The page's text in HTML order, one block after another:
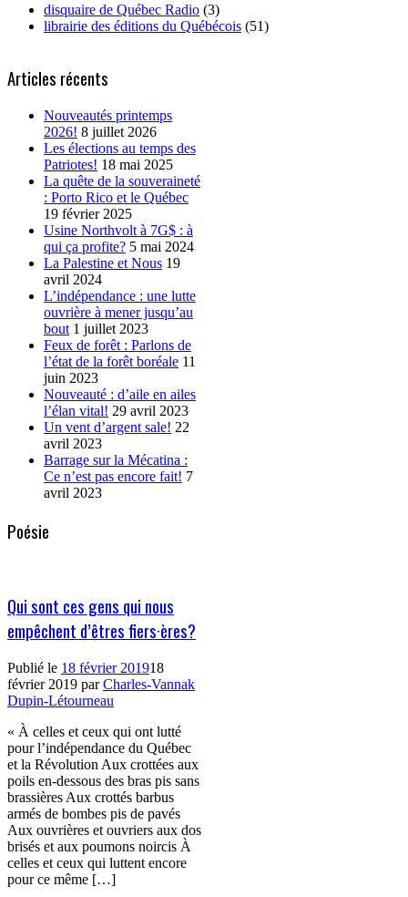
disquaire de Québec Radio (3)
librairie des éditions du Québécois (51)
Articles récents
Nouveautés printemps
2026! 8 juillet 2026
Les élections au temps des
Patriotes! 18 mai 2025
La quête de la souveraineté
: Porto Rico et le Québec
19 février 2025
Usine Northvolt à 7G$ : à
qui ça profite? 5 mai 2024
La Palestine et Nous 19
avril 2024
L’indépendance : une lutte
ouvrière à mener jusqu’au
bout 1 juillet 2023
Feux de forêt : Parlons de
l’état de la forêt boréale 11
juin 2023
Nouveauté : d’aile en ailes
l’élan vital! 29 avril 2023
Un vent d’argent sale! 22
avril 2023
Barrage sur la Mécatina :
Ce n’est pas encore fait! 7
avril 2023
Poésie
Qui sont ces gens qui nous
empêchent d’êtres fiers·ères?
Publié le 18 février 201918
février 2019 parCharles-Vannak
Dupin-Létourneau
« À celles et ceux qui ont lutté
pour l’indépendance du Québec
et la Révolution Aux crottées aux
poils en-dessous des bras pis sans
brassières Aux crottés barbus
armés de bombes pis de pavés
Aux ouvrières et ouvriers aux dos
brisés et aux poumons noircis À
celles et ceux qui luttent encore
pour ce même […]